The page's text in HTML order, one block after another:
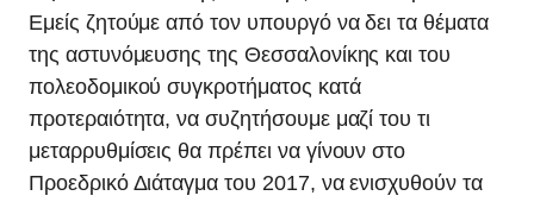
Εμείς ζητούμε από τον υπουργό να δει τα θέματα
της αστυνόμευσης της Θεσσαλονίκης και του
πολεοδομικού συγκροτήματος κατά
προτεραιότητα, να συζητήσουμε μαζί του τι
μεταρρυθμίσεις θα πρέπει να γίνουν στο
Προεδρικό Διάταγμα του 2017, να ενισχυθούν τα